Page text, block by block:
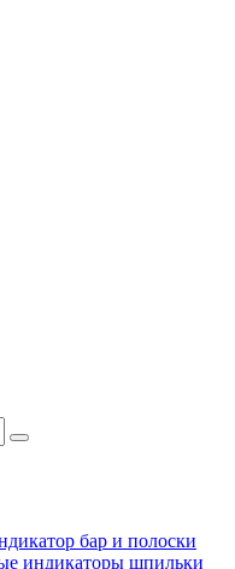
бар и полоски
индикаторы шпильки